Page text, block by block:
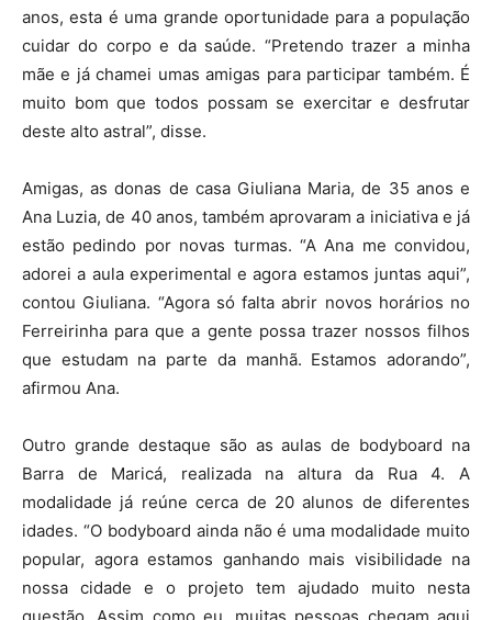
anos, esta é uma grande oportunidade para a população
cuidar do corpo e da saúde. “Pretendo trazer a minha
mãe e já chamei umas amigas para participar também. É
muito bom que todos possam se exercitar e desfrutar
deste alto astral”, disse.
Amigas, as donas de casa Giuliana Maria, de 35 anos e
Ana Luzia, de 40 anos, também aprovaram a iniciativa e já
estão pedindo por novas turmas. “A Ana me convidou,
adorei a aula experimental e agora estamos juntas aqui”,
contou Giuliana. “Agora só falta abrir novos horários no
Ferreirinha para que a gente possa trazer nossos filhos
que estudam na parte da manhã. Estamos adorando”,
afirmou Ana.
Outro grande destaque são as aulas de bodyboard na
Barra de Maricá, realizada na altura da Rua 4. A
modalidade já reúne cerca de 20 alunos de diferentes
idades. “O bodyboard ainda não é uma modalidade muito
popular, agora estamos ganhando mais visibilidade na
nossa cidade e o projeto tem ajudado muito nesta